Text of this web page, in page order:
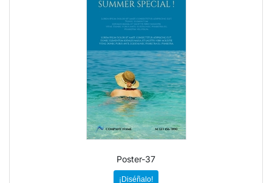
Poster-37
¡Diséñalo!